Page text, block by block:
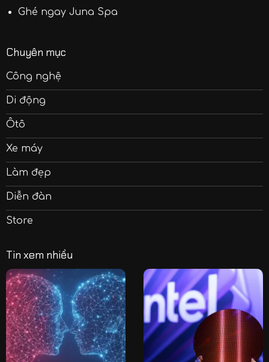
Ghé ngayJuna Spa
Chuyên mục
Công nghệ
Di động
Ôtô
Xe máy
Làm đẹp
Diễn đàn
Store
Tin xem nhiều